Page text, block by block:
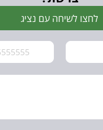
לחצו לשיחה עם נציג